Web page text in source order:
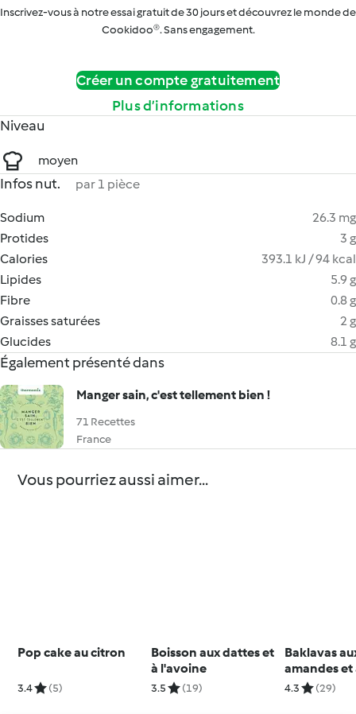
Inscrivez-vous à notre essai gratuit de 30 jours et découvrez le monde de
Cookidoo®. Sans engagement.
Créer un compte gratuitement
Plus d’informations
Niveau
moyen
Infos nut. par 1 pièce
Sodium
26.3 mg
Protides
3 g
Calories
393.1 kJ / 94 kcal
Lipides
5.9 g
Fibre
0.8 g
Graisses saturées
2 g
Glucides
8.1 g
Également présenté dans
Manger sain, c'est tellement bien !
71 Recettes
France
Vous pourriez aussi aimer...
Pop cake au citron
3.4 (5)
Boisson aux dattes et
à l'avoine
3.5 (19)
Baklavas
amandes et
pistaches
4.3 (29)